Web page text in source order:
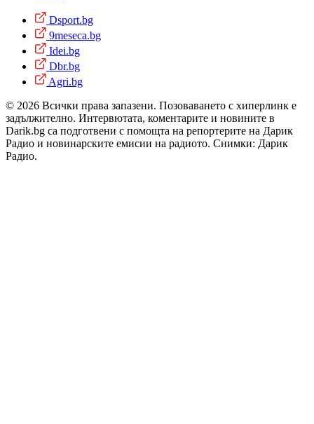
Dsport.bg
9meseca.bg
Idei.bg
Dbr.bg
Agri.bg
© 2026 Всички права запазени. Позоваването с хиперлинк е
задължително. Интервютата, коментарите и новините в
Darik.bg са подготвени с помощта на репортерите на Дарик
Радио и новинарските емисии на радиото. Снимки: Дарик
Радио.